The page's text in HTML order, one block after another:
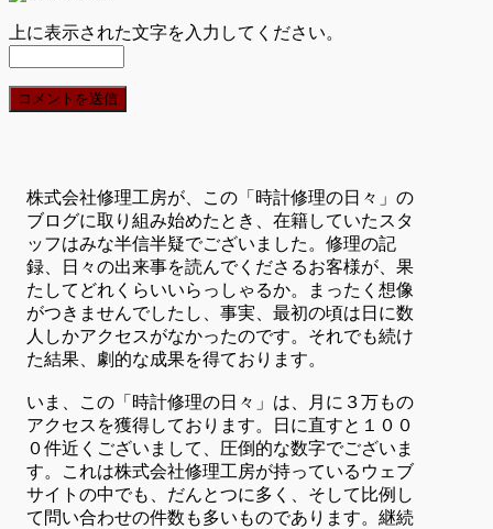
上に表示された文字を入力してください。
株式会社修理工房が、この「時計修理の日々」の
ブログに取り組み始めたとき、在籍していたスタ
ッフはみな半信半疑でございました。修理の記
録、日々の出来事を読んでくださるお客様が、果
たしてどれくらいいらっしゃるか。まったく想像
がつきませんでしたし、事実、最初の頃は日に数
人しかアクセスがなかったのです。それでも続け
た結果、劇的な成果を得ております。
いま、この「時計修理の日々」は、月に３万もの
アクセスを獲得しております。日に直すと１００
０件近くございまして、圧倒的な数字でございま
す。これは株式会社修理工房が持っているウェブ
サイトの中でも、だんとつに多く、そして比例し
て問い合わせの件数も多いものであります。継続